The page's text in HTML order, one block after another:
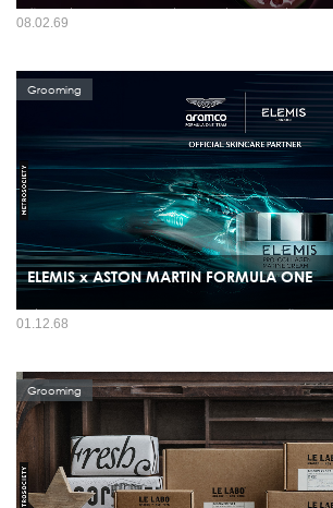
น้ำหอมที่น่าสนใจ ไม่ได้เล่าเรื่องแค่ “กลิ่น” แต่เล่าเรื่อง “ช่วง
Figue Érotique คือหนึ่งในนั้น กลิ่นนี้ไม่ได้พาเราไปถึงควา
08.02.69
ELEMIS x ASTON MARTIN FORMULA ONE
เมื่อแบรนด์ดูแลผิวระดับพรีเมียมจับมือกับทีมแข่งรถชั้นนำ
Grooming
01.12.68
Grooming